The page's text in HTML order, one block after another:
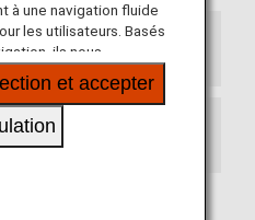
à une navigation fluide
les utilisateurs. Basés
ils nous
contenu qui correspond
à travers nos sites
et accepter